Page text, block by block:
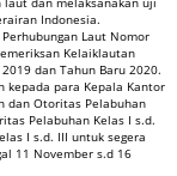
Indonesia.
Laut Nomor
Kelaiklautan
dan Tahun Baru 2020.
kepada para Kepala Kantor
dan Otoritas Pelabuhan
Pelabuhan Kelas I s.d.
I s.d. III untuk segera
11 November s.d 16